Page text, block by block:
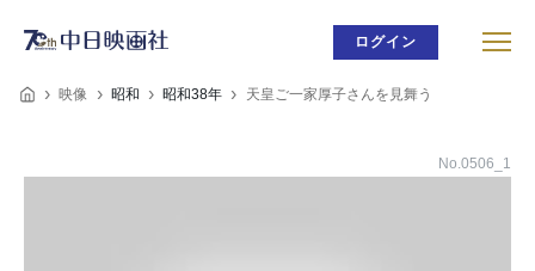
ログイン
映像 昭和 昭和38年 天皇ご一家厚子さんを見舞う
No.0506_1